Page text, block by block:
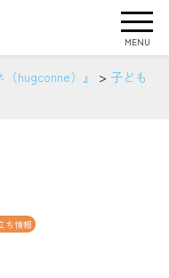
MENU
hugconne）』 > 子ども
ち情報